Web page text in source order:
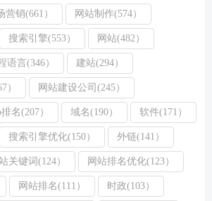
营销(661） 网站制作(574）
搜索引擎(553） 网站(482）
语言(346） 建站(294）
） 网站建设公司(245）
排名(207） 域名(190） 软件(171）
搜索引擎优化(150） 外链(141）
关键词(124） 网站排名优化(123）
网站排名(111） 时政(103）